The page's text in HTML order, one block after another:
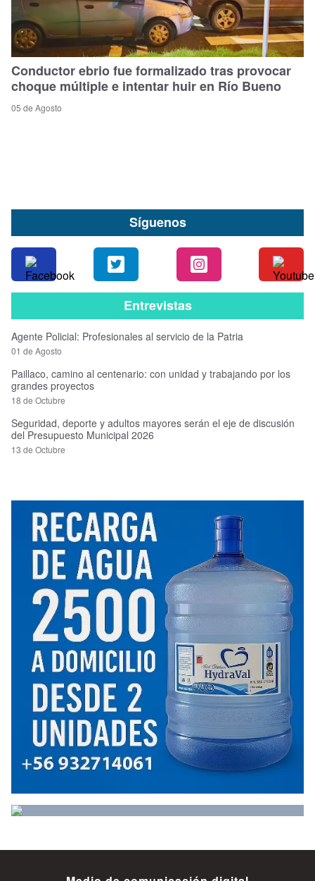
Conductor ebrio fue formalizado tras provocar
choque múltiple e intentar huir en Río Bueno
05 de Agosto
Síguenos
Entrevistas
Agente Policial: Profesionales al servicio de la Patria
01 de Agosto
Paillaco, camino al centenario: con unidad y trabajando por los
grandes proyectos
18 de Octubre
Seguridad, deporte y adultos mayores serán el eje de discusión
del Presupuesto Municipal 2026
13 de Octubre